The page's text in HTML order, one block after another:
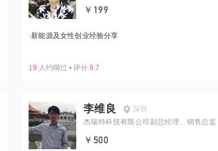
￥199
·新能源及女性创业经验分享
19 人约聊过 • 评分 9.7
李维良
深圳
杰瑞特科技有限公司副总经理、销售总监
￥500